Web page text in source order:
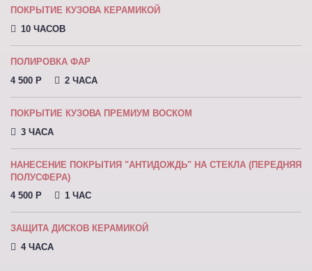
ПОКРЫТИЕ КУЗОВА КЕРАМИКОЙ
10 ЧАСОВ
ПОЛИРОВКА ФАР
4 500 P
2 ЧАСА
ПОКРЫТИЕ КУЗОВА ПРЕМИУМ ВОСКОМ
3 ЧАСА
НАНЕСЕНИЕ ПОКРЫТИЯ "АНТИДОЖДЬ" НА СТЕКЛА (ПЕРЕДНЯЯ
ПОЛУСФЕРА)
4 500 P
1 ЧАС
ЗАЩИТА ДИСКОВ КЕРАМИКОЙ
4 ЧАСА